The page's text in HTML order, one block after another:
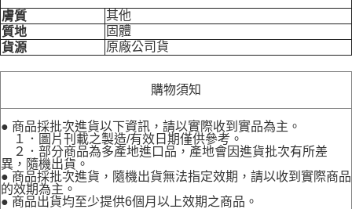
膚質
其他
質地
固體
貨源
原廠公司貨
購物須知
● 商品採批次進貨以下資訊，請以實際收到實品為主。
１．圖片刊載之製造/有效日期僅供參考。
２．部分商品為多產地進口品，產地會因進貨批次有所差
異，隨機出貨。
● 商品採批次進貨，隨機出貨無法指定效期，請以收到實際商品
的效期為主。
● 商品出貨均至少提供6個月以上效期之商品。